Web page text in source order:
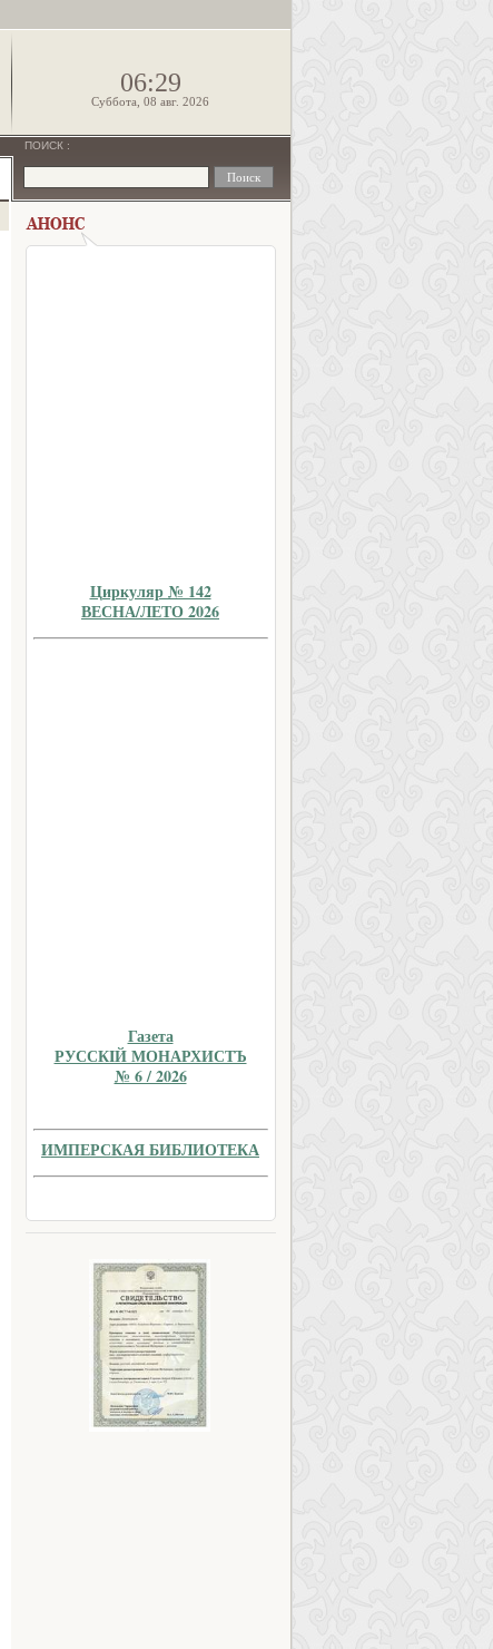
06:29
Суббота, 08 авг. 2026
ПОИСК :
Циркуляр № 142
ВЕСНА/ЛЕТО 2026
Газета
РУССКIЙ МОНАРХИСТЪ
№ 6 / 2026
ИМПЕРСКАЯ БИБЛИОТЕКА